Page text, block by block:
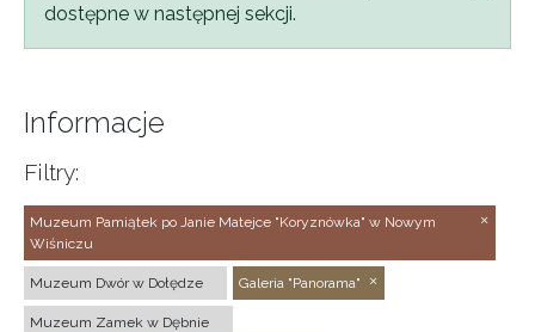
dostępne w następnej sekcji.
Informacje
Filtry:
Muzeum Pamiątek po Janie Matejce "Koryznówka" w Nowym
Wiśniczu
Muzeum Dwór w Dołędze Galeria "Panorama"
Muzeum Zamek w Dębnie